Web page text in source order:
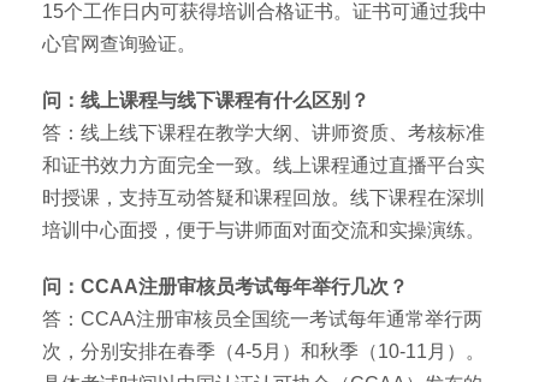
15个工作日内可获得培训合格证书。证书可通过我中
心官网查询验证。
问：线上课程与线下课程有什么区别？
答：线上线下课程在教学大纲、讲师资质、考核标准
和证书效力方面完全一致。线上课程通过直播平台实
时授课，支持互动答疑和课程回放。线下课程在深圳
培训中心面授，便于与讲师面对面交流和实操演练。
问：CCAA注册审核员考试每年举行几次？
答：CCAA注册审核员全国统一考试每年通常举行两
次，分别安排在春季（4-5月）和秋季（10-11月）。